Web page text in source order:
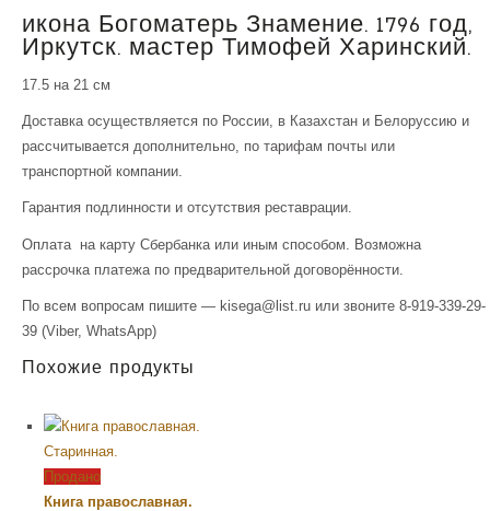
икона Богоматерь Знамение. 1796 год,
Иркутск. мастер Тимофей Харинский.
17.5 на 21 см
Доставка осуществляется по России, в Казахстан и Белоруссию и
рассчитывается дополнительно, по тарифам почты или
транспортной компании.
Гарантия подлинности и отсутствия реставрации.
Оплата на карту Сбербанка или иным способом. Возможна
рассрочка платежа по предварительной договорённости.
По всем вопросам пишите — kisega@list.ru или звоните 8-919-339-29-
39 (Viber, WhatsApp)
Похожие продукты
Продано
Книга православная.